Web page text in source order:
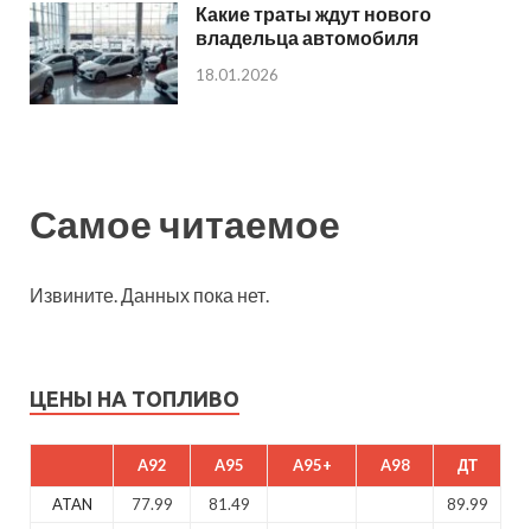
Какие траты ждут нового
владельца автомобиля
18.01.2026
Самое читаемое
Извините. Данных пока нет.
ЦЕНЫ НА ТОПЛИВО
A92 A95 A95+ A98 ДТ
ATAN 77.99 81.49
89.99